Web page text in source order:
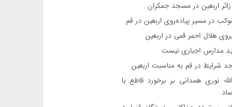
مدارس اجباری نیست
نوری همدانی بر برخورد قاطع با